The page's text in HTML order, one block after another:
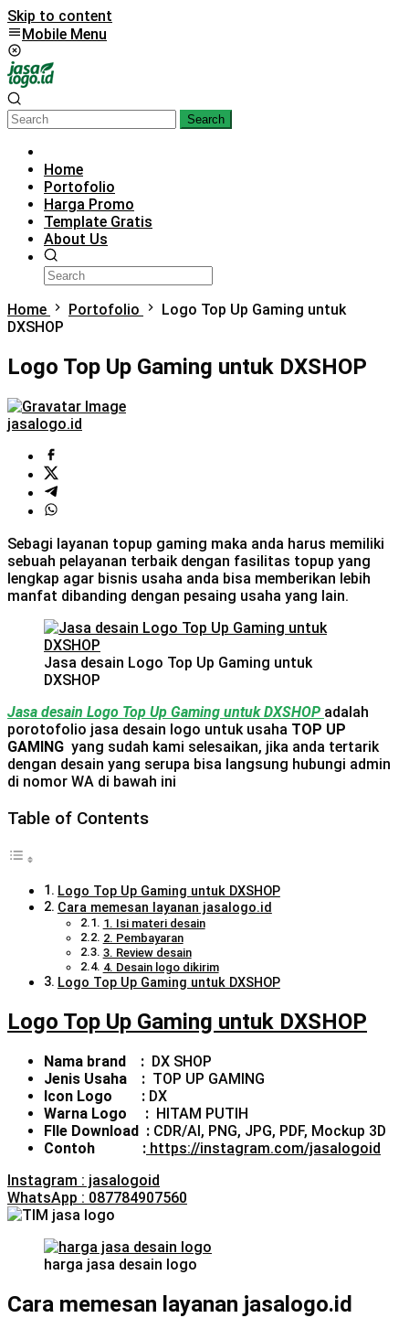
Skip to content
Mobile Menu
Search
Home
Portofolio
Harga Promo
Template Gratis
About Us
Home Portofolio
Logo Top Up Gaming untuk
DXSHOP
Logo Top Up Gaming untuk DXSHOP
jasalogo.id
Sebagi layanan topup gaming maka anda harus memiliki
sebuah pelayanan terbaik dengan fasilitas topup yang
lengkap agar bisnis usaha anda bisa memberikan lebih
manfat dibanding dengan pesaing usaha yang lain.
Jasa desain Logo Top Up Gaming untuk
DXSHOP
Jasa desain Logo Top Up Gaming untuk DXSHOP adalah
porotofolio jasa desain logo untuk usaha TOP UP
GAMING yang sudah kami selesaikan, jika anda tertarik
dengan desain yang serupa bisa langsung hubungi admin
di nomor WA di bawah ini
Table of Contents
Logo Top Up Gaming untuk DXSHOP
Cara memesan layanan jasalogo.id
1. Isi materi desain
2. Pembayaran
3. Review desain
4. Desain logo dikirim
Logo Top Up Gaming untuk DXSHOP
Logo Top Up Gaming untuk DXSHOP
Nama brand : DX SHOP
Jenis Usaha : TOP UP GAMING
Icon Logo : DX
Warna Logo : HITAM PUTIH
FIle Download : CDR/AI, PNG, JPG, PDF, Mockup 3D
Contoh : https://instagram.com/jasalogoid
Instagram : jasalogoid
WhatsApp : 087784907560
harga jasa desain logo
Cara memesan layanan jasalogo.id